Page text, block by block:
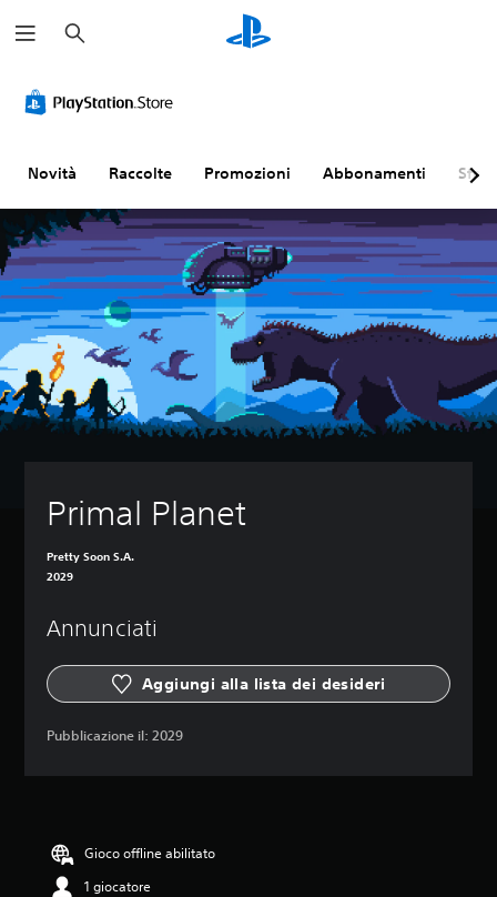
e
r
Novità Raccolte Promozioni Abbonamenti
Primal Planet
Pretty Soon S.A.
2029
Annunciati
Aggiungi alla lista dei desideri
Pubblicazione il: 2029
Gioco offline abilitato
1 giocatore